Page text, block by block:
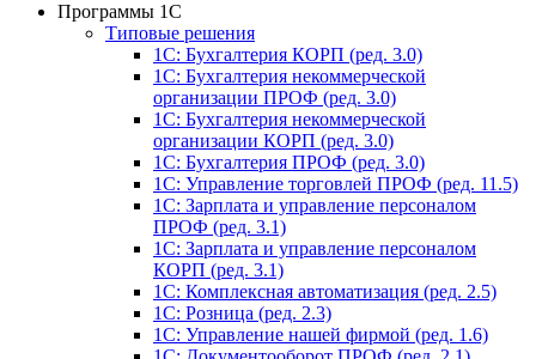
Программы 1С
Типовые решения
1C: Бухгалтерия КОРП (ред. 3.0)
1С: Бухгалтерия некоммерческой
организации ПРОФ (ред. 3.0)
1С: Бухгалтерия некоммерческой
организации КОРП (ред. 3.0)
1C: Бухгалтерия ПРОФ (ред. 3.0)
1C: Управление торговлей ПРОФ (ред. 11.5)
1C: Зарплата и управление персоналом
ПРОФ (ред. 3.1)
1C: Зарплата и управление персоналом
КОРП (ред. 3.1)
1C: Комплексная автоматизация (ред. 2.5)
1С: Розница (ред. 2.3)
1С: Управление нашей фирмой (ред. 1.6)